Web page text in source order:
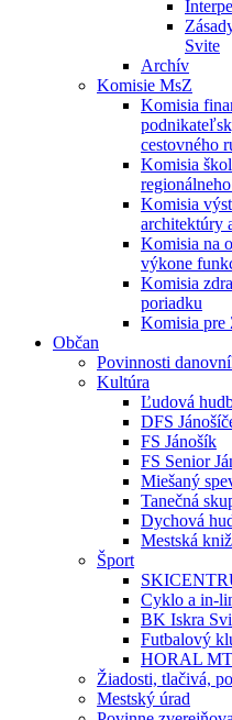
Svite
Archív
Komisie MsZ
Komisia
cestovného
Komisia
Komisia
architektúry
Komisia na
výkone
Komisia
poriadku
Komisia pre
Občan
Povinnosti
Kultúra
Ľudová
DFS
FS Jánošík
FS Senior
Miešaný
Tanečná
Dychová
Mestská
Šport
Cyklo a in-
BK Iskra
Futbalový
HORAL
Žiadosti, tlačivá,
Mestský úrad